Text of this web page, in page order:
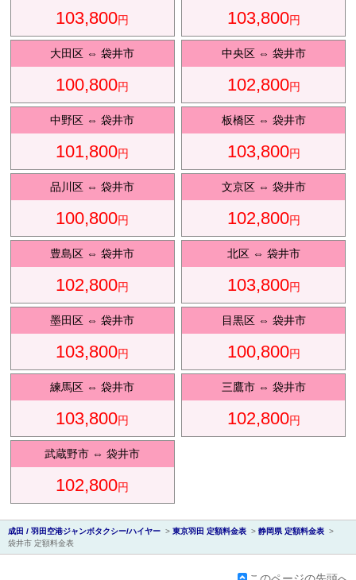
成
田
会社紹
介
103,800円 103,800円
大田区 ⇔袋井市
100,800円
中央区⇔ 袋井市
102,800円
中野区 ⇔袋井市
101,800円
板橋区⇔ 袋井市
103,800円
品川区 ⇔袋井市
100,800円
文京区⇔ 袋井市
102,800円
豊島区 ⇔袋井市
102,800円
北区⇔ 袋井市
103,800円
墨田区 ⇔袋井市
103,800円
目黒区⇔ 袋井市
100,800円
練馬区 ⇔袋井市
103,800円
三鷹市⇔ 袋井市
102,800円
武蔵野市 ⇔袋井市
102,800円
成田 / 羽田空港ジャンボタクシー/ハイヤー > 東京羽田 定額料金表 > 静岡県 定額料金表 >
袋井市 定額料金表